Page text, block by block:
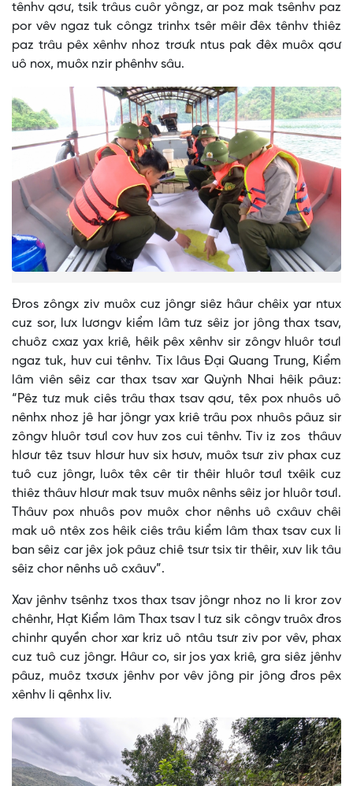
tênhv qơư, tsik trâus cuôr yôngz, ar poz mak tsênhv paz
por vêv ngaz tuk côngz trinhx tsêr mêir đêx tênhv thiêz
paz trâu pêx xênhv nhoz trơưk ntus pak đêx muôx qơư
uô nox, muôx nzir phênhv sâu.
Đros zôngx ziv muôx cuz jôngr siêz hâur chêix yar ntux
cuz sor, lưx lươngv kiểm lâm tưz sêiz jor jông thax tsav,
chuôz cxaz yax kriê, hêik pêx xênhv sir zôngv hluôr tơưl
ngaz tuk, huv cui tênhv. Tix lâus Đại Quang Trung, Kiểm
lâm viên sêiz car thax tsav xar Quỳnh Nhai hêik pâuz:
“Pêz tưz muk ciês trâu thax tsav qơư, têx pox nhuôs uô
nênhx nhoz jê har jôngr yax kriê trâu pox nhuôs pâuz sir
zôngv hluôr tơưl cov huv zos cui tênhv. Tiv iz zos thâuv
hlơưr têz tsuv hlơưr huv six hơưv, muôx tsưr ziv phax cuz
tuô cuz jôngr, luôx têx cêr tir thêir hluôr tơưl txêik cuz
thiêz thâuv hlơưr mak tsuv muôx nênhs sêiz jor hluôr tơưl.
Thâuv pox nhuôs pov muôx chor nênhs uô cxâuv chêi
mak uô ntêx zos hêik ciês trâu kiểm lâm thax tsav cux li
ban sêiz car jêx jok pâuz chiê tsưr tsix tir thêir, xưv lik tâu
sêiz chor nênhs uô cxâuv”.
Xav jênhv tsênhz txos thax tsav jôngr nhoz no li kror zov
chênhr, Hạt Kiểm lâm Thax tsav I tưz sik côngv truôx đros
chinhr quyền chor xar kriz uô ntâu tsưr ziv por vêv, phax
cuz tuô cuz jôngr. Hâur co, sir jos yax kriê, gra siêz jênhv
pâuz, muôz txơưx jênhv por vêv jông pir jông đros pêx
xênhv li qênhx liv.